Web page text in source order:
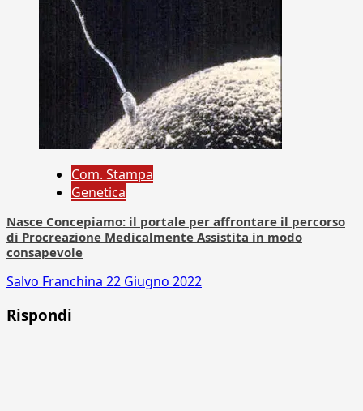
Com. Stampa
Genetica
Nasce Concepiamo: il portale per affrontare il percorso
di Procreazione Medicalmente Assistita in modo
consapevole
Salvo Franchina 22 Giugno 2022
Rispondi